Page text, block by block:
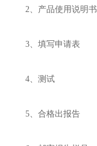
2、产品使用说明书
3、填写申请表
4、测试
5、合格出报告